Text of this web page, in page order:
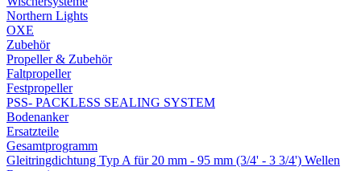
Northern Lights
OXE
Zubehör
Propeller & Zubehör
Faltpropeller
Festpropeller
PSS- PACKLESS SEALING SYSTEM
Bodenanker
Ersatzteile
Gesamtprogramm
Gleitringdichtung Typ A für 20 mm - 95 mm (3/4' - 3 3/4') Wellen